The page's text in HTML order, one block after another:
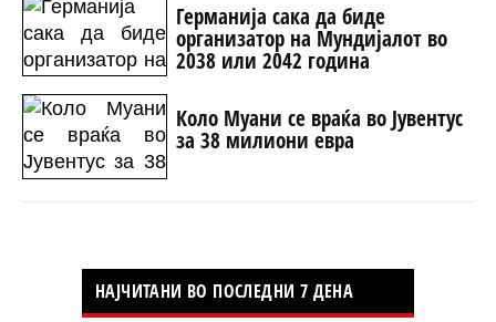
Германија сака да биде
организатор на Мундијалот во
2038 или 2042 година
Коло Муани се враќа во Јувентус
за 38 милиони евра
НАЈЧИТАНИ ВО ПОСЛЕДНИ 7 ДЕНА